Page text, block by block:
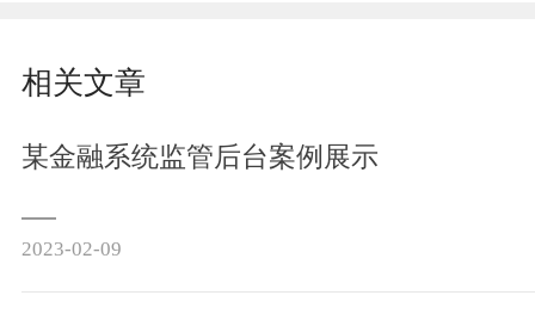
相关文章
某金融系统监管后台案例展示
2023-02-09